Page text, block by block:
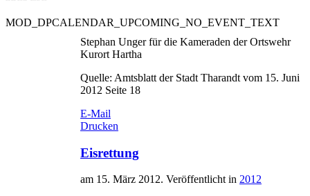
Stephan Unger für die Kameraden der Ortswehr
Kurort Hartha
Quelle: Amtsblatt der Stadt Tharandt vom 15. Juni
2012 Seite 18
E-Mail
Drucken
Eisrettung
am 15. März 2012. Veröffentlicht in 2012
MOD_DPCALENDAR_UPCOMING_NO_EVENT_TEXT